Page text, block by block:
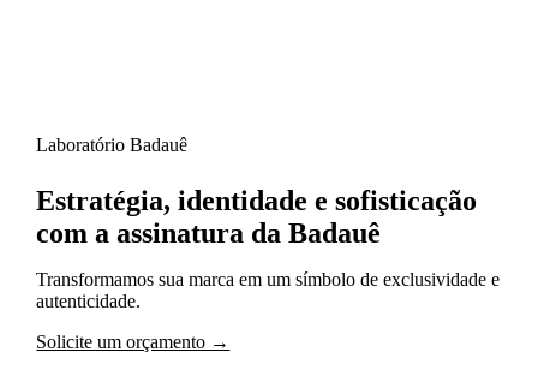
Laboratório Badauê
Estratégia, identidade e sofisticação
com a assinatura da Badauê
Transformamos sua marca em um símbolo de exclusividade e
autenticidade.
Solicite um orçamento →